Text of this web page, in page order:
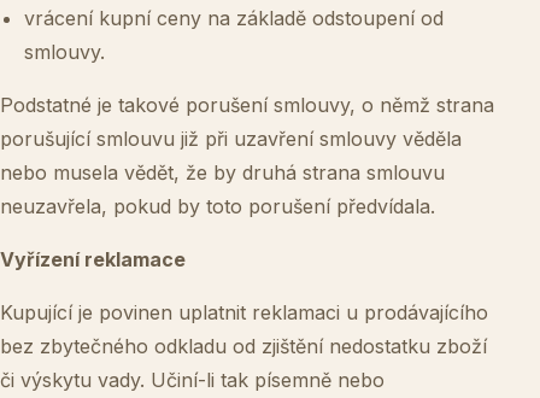
vrácení kupní ceny na základě odstoupení od
smlouvy.
Podstatné je takové porušení smlouvy, o němž strana
porušující smlouvu již při uzavření smlouvy věděla
nebo musela vědět, že by druhá strana smlouvu
neuzavřela, pokud by toto porušení předvídala.
Vyřízení reklamace
Kupující je povinen uplatnit reklamaci u prodávajícího
bez zbytečného odkladu od zjištění nedostatku zboží
či výskytu vady. Učiní-li tak písemně nebo